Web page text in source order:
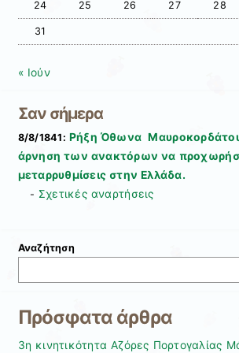
24 25 26 27 28
31
« Ιούν
Σαν σήμερα
8/8/1841: Ρήξη Όθωνα 
άρνηση των ανακτόρων να
μεταρρυθμίσεις στην Ελλάδα.
- Σχετικές αναρτήσεις
Αναζήτηση
Πρόσφατα άρθρα
3η κινητικότητα Αζόρες Πορτογαλίας